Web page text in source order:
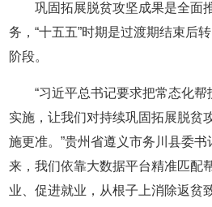
巩固拓展脱贫攻坚成果是全面
务，“十五五”时期是过渡期结束后
阶段。
“习近平总书记要求把常态化
实施，让我们对持续巩固拓展脱贫
施更准。”贵州省遵义市务川县委书
来，我们依靠大数据平台精准匹配
业、促进就业，从根子上消除返贫